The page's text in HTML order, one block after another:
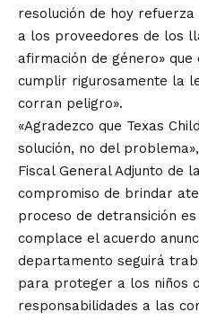
resolución de hoy
a los proveedores de los
afirmación de género»
cumplir rigurosamente la
corran peligro».
«Agradezco que Texas
solución, no del
Fiscal General Adjunto de
compromiso de brindar
proceso de detransición
complace el acuerdo
departamento seguirá
para proteger a los niños
responsabilidades a las